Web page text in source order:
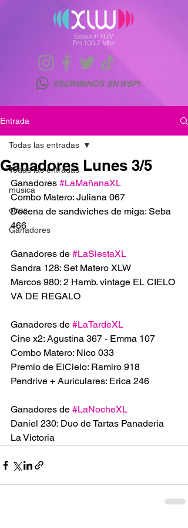
ESCRIBINOS EN WSP!
Entrada
Todas las entradas
musica
otras
Ganadores
Todas las entradas
Ganadores Lunes 3/5
Ganadores #LaMañanaXL
Combo Matero: Juliana 067
Docena de sandwiches de miga: Seba
466
Ganadores de #LaSiestaXL
Sandra 128: Set Matero XLW
Marcos 980: 2 Hamb. vintage EL CIELO
VA DE REGALO
Ganadores de #LaTardeXL
Cine x2: Agustina 367 - Emma 107
Combo Matero: Nico 033
Premio de ElCielo: Ramiro 918
Pendrive + Auriculares: Erica 246
Ganadores de #LaNocheXL
Daniel 230: Duo de Tartas Panaderia
La Victoria